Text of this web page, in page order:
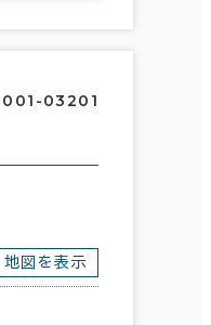
001-03201
地図を表示